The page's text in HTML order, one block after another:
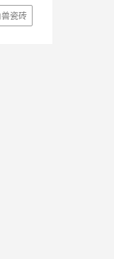
瓷砖